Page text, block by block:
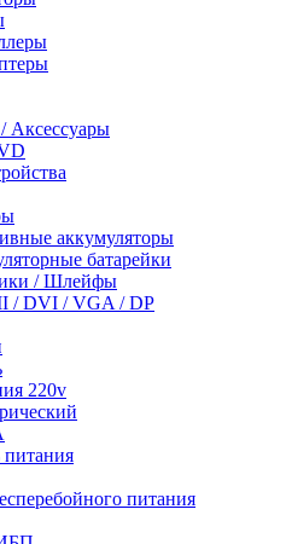
Аксессуары
аккумуляторы
батарейки
/ Шлейфы
/ DVI / VGA / DP
220v
питания
питания